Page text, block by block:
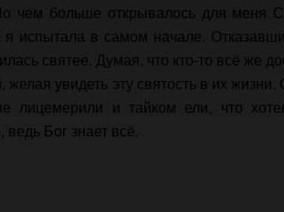
чем больше открывалось для меня
я испытала в самом начале.
святее. Думая, что кто-то всё же
увидеть эту святость в их жизни.
лицемерили и тайком ели, что
Бог знает всё.